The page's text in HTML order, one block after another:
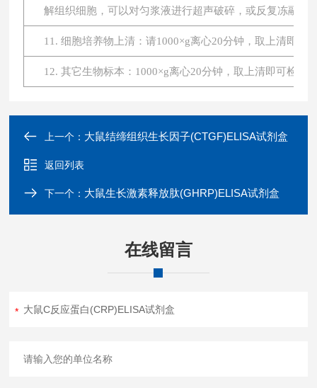
解组织细胞，可以对匀浆液进行超声破碎，或反复冻融。
11. 细胞培养物上清：请1000×g离心20分钟，取上清即
12. 其它生物标本：1000×g离心20分钟，取上清即可检测
上一个： 大鼠结缔组织生长因子(CTGF)ELISA试剂盒
返回列表
下一个： 大鼠生长激素释放肽(GHRP)ELISA试剂盒
在线留言